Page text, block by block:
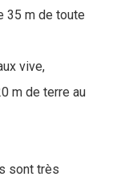
35 m de toute
vive,
m de terre au
sont très